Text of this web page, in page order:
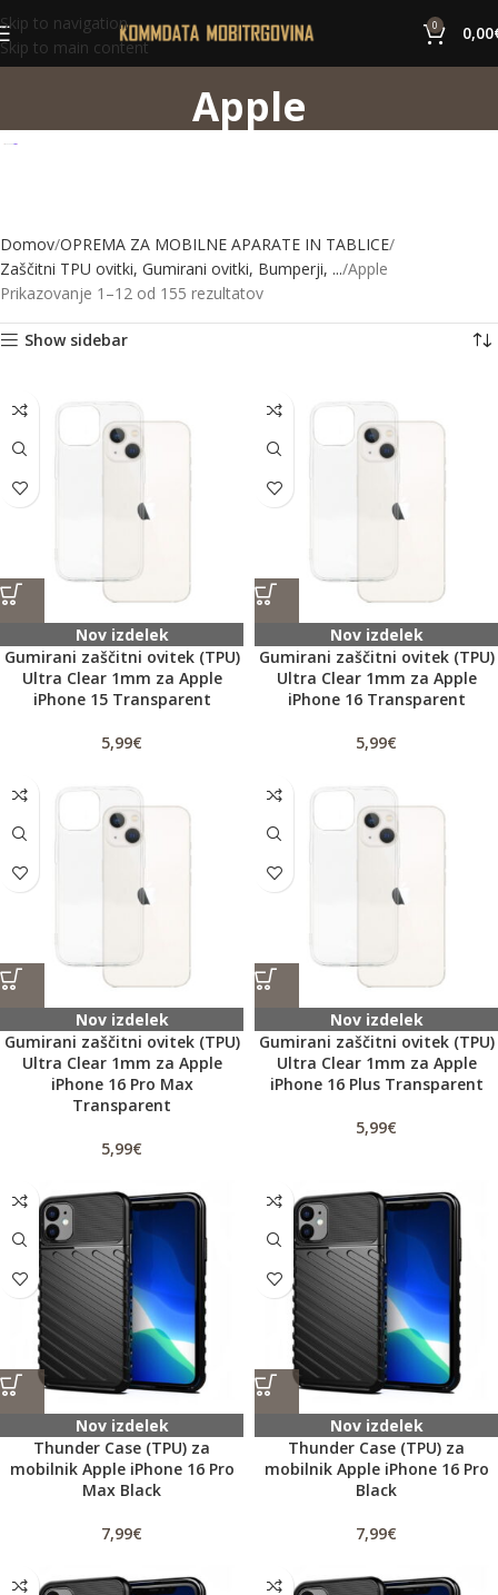
Skip to navigation
Skip to main content
0 0,00
Apple
Domov OPREMA ZA MOBILNE APARATE IN TABLICE
Zaščitni TPU ovitki, Gumirani ovitki, Bumperji, ... Apple
Prikazovanje 1–12 od 155 rezultatov
Show sidebar
Nov izdelek
Gumirani zaščitni ovitek (TPU)
Ultra Clear 1mm za Apple
iPhone 15 Transparent
5,99€
Nov izdelek
Gumirani zaščitni ovitek (TPU)
Ultra Clear 1mm za Apple
iPhone 16 Transparent
5,99€
Nov izdelek
Gumirani zaščitni ovitek (TPU)
Ultra Clear 1mm za Apple
iPhone 16 Pro Max
Transparent
5,99€
Nov izdelek
Gumirani zaščitni ovitek (TPU)
Ultra Clear 1mm za Apple
iPhone 16 Plus Transparent
5,99€
Nov izdelek
Thunder Case (TPU) za
mobilnik Apple iPhone 16 Pro
Max Black
7,99€
Nov izdelek
Thunder Case (TPU) za
mobilnik Apple iPhone 16 Pro
Black
7,99€